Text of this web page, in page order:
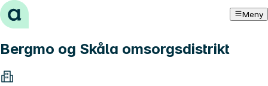
Hopp til innhold Meny
Bergmo og Skåla omsorgsdistrikt